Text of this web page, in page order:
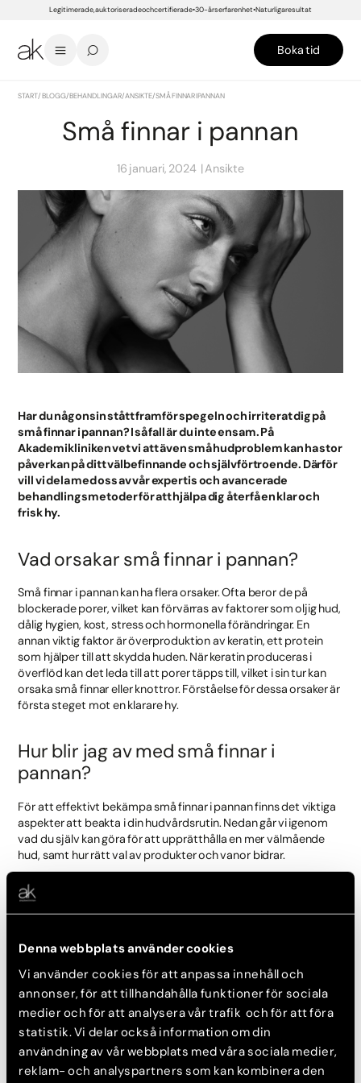
Denna webbplats använder cookies
Vi använder cookies för att anpassa innehåll och
annonser, för att tillhandahålla funktioner för sociala
medier och för att analysera vår trafik och för att föra
statistik. Vi delar också information om din
användning av vår webbplats med våra sociala medier,
reklam- och analyspartners som kan kombinera den
Legitimerade, auktoriserade och certifierade 30-års erfarenhet Naturliga resultat
Boka tid
START/BLOGG/BEHANDLINGAR/ANSIKTE/SMÅ FINNAR I PANNAN
Små finnar i pannan
16 januari, 2024 Ansikte
Har du någonsin stått framför spegeln och irriterat dig på
små finnar i pannan? I så fall är du inte ensam. På
Akademikliniken vet vi att även små hudproblem kan ha stor
påverkan på ditt välbefinnande och självförtroende. Därför
vill vi dela med oss av vår expertis och avancerade
behandlingsmetoder för att hjälpa dig återfå en klar och
frisk hy.
Vad orsakar små finnar i pannan?
Små finnar i pannan kan ha flera orsaker. Ofta beror de på
blockerade porer, vilket kan förvärras av faktorer som oljig hud,
dålig hygien, kost, stress och hormonella förändringar. En
annan viktig faktor är överproduktion av keratin, ett protein
som hjälper till att skydda huden. När keratin produceras i
överflöd kan det leda till att porer täpps till, vilket i sin tur kan
orsaka små finnar eller knottror. Förståelse för dessa orsaker är
första steget mot en klarare hy.
Hur blir jag av med små finnar i
pannan?
För att effektivt bekämpa små finnar i pannan finns det viktiga
aspekter att beakta i din hudvårdsrutin. Nedan går vi igenom
vad du själv kan göra för att upprätthålla en mer välmående
hud, samt hur rätt val av produkter och vanor bidrar.
Skonsam rengöring
regelbunden och skonsam rengöring. Använd produkter som
hudtyp. Undvik med andra ord starka tvålar som kan irritera
huden. På Akademikliniken rekommenderar vi milt rengörande
produkter som bevarar hudens naturliga balans.
Anpassad hudvård